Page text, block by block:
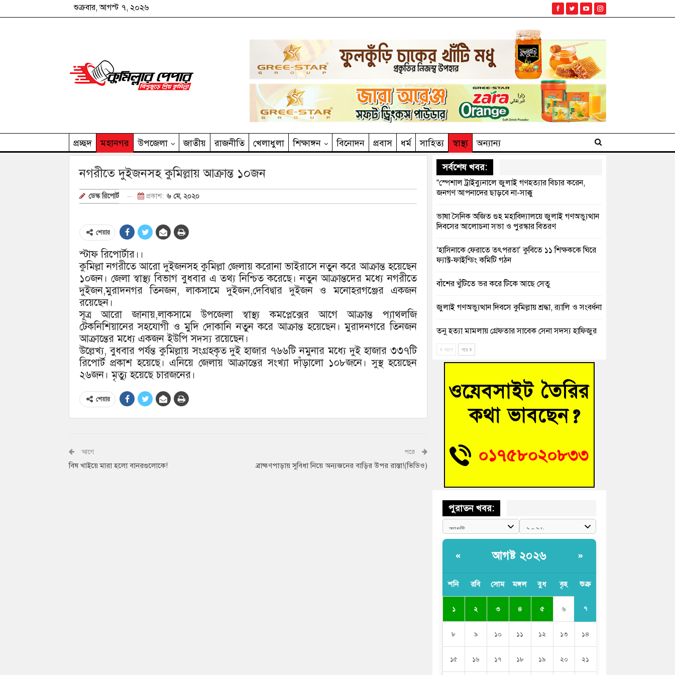
শুক্রবার, আগস্ট ৭, ২০২৬
প্রচ্ছদ মহানগর উপজেলা জাতীয় রাজনীতি খেলাধুলা শিক্ষাঙ্গন বিনোদন প্রবাস ধর্ম সাহিত‌্য স্বাস্থ্য
অন্যান্য
নগরীতে দুইজনসহ কুমিল্লায় আক্রান্ত ১০জন
ডেস্ক রিপোর্ট প্রকাশ: ৬ মে, ২০২০
শেয়ার
স্টাফ রিপোর্টার।।
কুমিল্লা নগরীতে আরো দুইজনসহ কুমিল্লা জেলায় করোনা ভাইরাসে নতুন করে আক্রান্ত হয়েছেন
১০জন। জেলা স্বাস্থ্য বিভাগ বুধবার এ তথ্য নিশ্চিত করেছে। নতুন আক্রান্তদের মধ্যে নগরীতে
দুইজন,মুরাদনগর তিনজন, লাকসামে দুইজন,দেবিদ্বার দুইজন ও মনোহরগঞ্জের একজন
রয়েছেন।
সূত্র আরো জানায়,লাকসামে উপজেলা স্বাস্থ্য কমপ্লেক্সের আগে আক্রান্ত প্যাথলজি
টেকনিশিয়ানের সহযোগী ও মুদি দোকানি নতুন করে আক্রান্ত হয়েছেন। মুরাদনগরে তিনজন
আক্রান্তের মধ্যে একজন ইউপি সদ্স্য রয়েছেন।
উল্লেখ্য, বুধবার পর্যন্ত কুমিল্লায় সংগ্রহকৃত দুই হাজার ৭৬৬টি নমুনার মধ্যে দুই হাজার ৩৩৭টি
রিপোর্ট প্রকাশ হয়েছে। এনিয়ে জেলায় আক্রান্তের সংখ্যা দাঁড়ালো ১০৮জনে। সুস্থ হয়েছেন
২৬জন। মৃত্যু হয়েছে চারজনের।
শেয়ার
আগে
বিষ খাইয়ে মারা হলো বানরগুলোকে!
পরে
ব্রাহ্মণপাড়ায় সুবিধা নিয়ে অন্যজনের বাড়ির উপর রাস্তা!(ভিডিও)
সর্বশেষ খবর:
“স্পেশাল ট্রাইব্যুনালে জুলাই গণহত্যার বিচার করেন,
জনগণ আপনাদের ছাড়বে না-সাক্কু
ভাষা সৈনিক অজিত গুহ মহাবিদ্যালয়ে জুলাই গণঅভ্যুত্থান
দিবসের আলোচনা সভা ও পুরস্কার বিতরণ
‘হাসিনাকে ফেরাতে তৎপরতা’ কুবিতে ১১ শিক্ষককে ঘিরে
ফ্যাক্ট-ফাইন্ডিং কমিটি গঠন
বাঁশের খুঁটিতে ভর করে টিকে আছে সেতু
জুলাই গণঅভ্যুত্থান দিবসে কুমিল্লায় শ্রদ্ধা, র‍্যালি ও সংবর্ধনা
তনু হত্যা মামলায় গ্রেফতার সাবেক সেনা সদস্য হাফিজুর
রহমান হাইকোর্টের জামিনে মুক্ত
আহত শিক্ষার্থীদের দেখতে গিয়ে মেডিকেলের ক্যান্টিনে
হোমনায় বিধবা নারীর জমি দখল ও জীবননাশের হুমকির
উদ্যোগ; ৯ সদস্যের কমিটি গঠন
বুড়িচংয়ে জুলাই গণঅভ্যুত্থান দিবস উদযাপন উপলক্ষে
আগে পরে
পুরাতন খবর:
« আগষ্ট ২০২৬ »
শনি রবি সোম মঙ্গল বুধ বৃহ শুক্র
১ ২ ৩ ৪ ৫ ৬ ৭
৮ ৯ ১০ ১১ ১২ ১৩ ১৪
১৫ ১৬ ১৭ ১৮ ১৯ ২০ ২১